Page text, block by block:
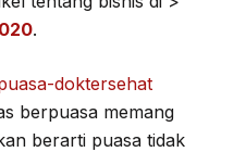
o
r
a
.
berpuasa memang
berarti puasa tidak